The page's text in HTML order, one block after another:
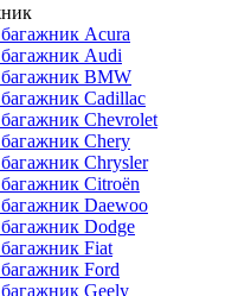
Acura
Audi
BMW
Cadillac
Chevrolet
Chery
Chrysler
Citroёn
Daewoo
Dodge
Fiat
Ford
Geely